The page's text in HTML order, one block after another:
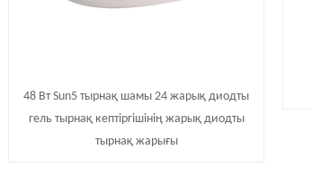
48 Вт Sun5 тырнақ шамы 24 жарық диодты
гель тырнақ кептіргішінің жарық диодты
тырнақ жарығы